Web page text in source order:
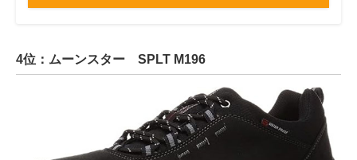
4位：ムーンスター SPLT M196